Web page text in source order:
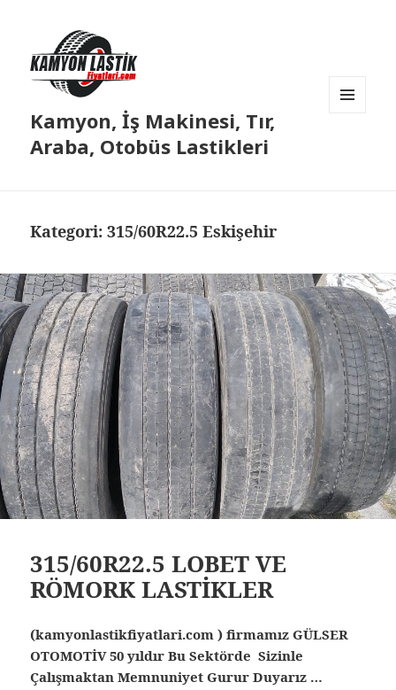
Kamyon, İş Makinesi, Tır,
Araba, Otobüs Lastikleri
Kategori:315/60R22.5 Eskişehir
315/60R22.5 LOBET VE
RÖMORK LASTİKLER
(kamyonlastikfiyatlari.com ) firmamız GÜLSER
OTOMOTİV 50 yıldır Bu Sektörde Sizinle
Çalışmaktan Memnuniyet Gurur Duyarız …